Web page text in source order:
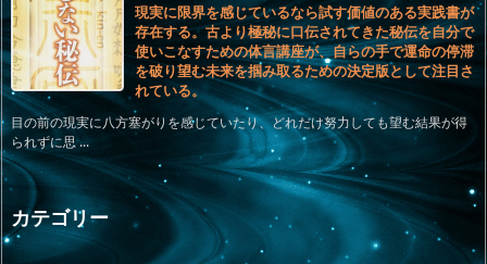
現実に限界を感じているなら試す価値のある実践書が
存在する。古より極秘に口伝されてきた秘伝を自分で
使いこなすための体言講座が、自らの手で運命の停滞
を破り望む未来を掴み取るための決定版として注目さ
れている。
目の前の現実に八方塞がりを感じていたり、どれだけ努力しても望む結果が得
られずに思 ...
カテゴリー